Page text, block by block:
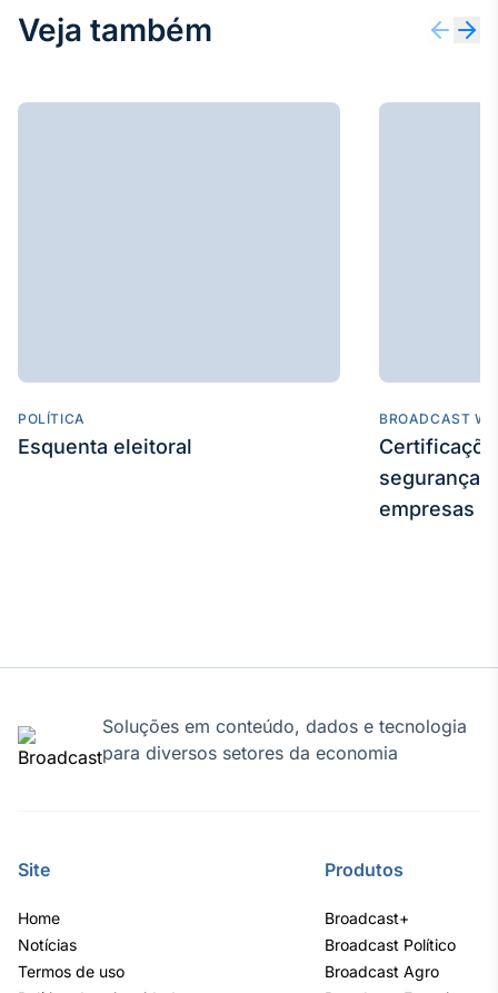
Veja também
POLÍTICA
Esquenta eleitoral
BROADCAST
segurança
empresas
Soluções em conteúdo, dados e tecnologia
para diversos setores da economia
Site
Home
Notícias
Termos de uso
Produtos
Broadcast+
Broadcast Político
Broadcast Agro